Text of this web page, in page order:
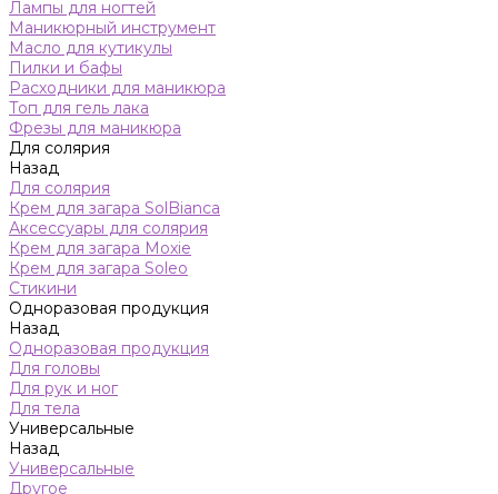
Лампы для ногтей
Маникюрный инструмент
Масло для кутикулы
Пилки и бафы
Расходники для маникюра
Топ для гель лака
Фрезы для маникюра
Для солярия
Назад
Для солярия
Крем для загара SolBianca
Аксессуары для солярия
Крем для загара Moxie
Крем для загара Soleo
Стикини
Одноразовая продукция
Назад
Одноразовая продукция
Для головы
Для рук и ног
Для тела
Универсальные
Назад
Универсальные
Другое